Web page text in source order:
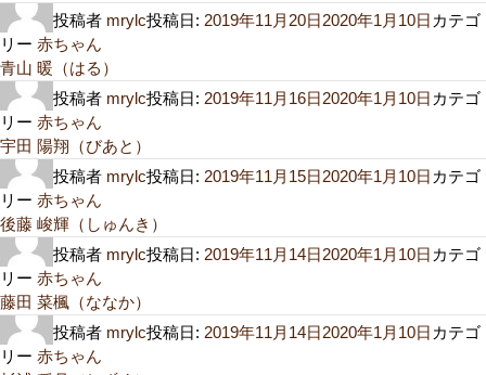
投稿者 mrylc投稿日: 2019年11月20日2020年1月10日 カテゴ
リー 赤ちゃん
青山 暖（はる）
投稿者 mrylc投稿日: 2019年11月16日2020年1月10日 カテゴ
リー 赤ちゃん
宇田 陽翔（びあと）
投稿者 mrylc投稿日: 2019年11月15日2020年1月10日 カテゴ
リー 赤ちゃん
後藤 峻輝（しゅんき）
投稿者 mrylc投稿日: 2019年11月14日2020年1月10日 カテゴ
リー 赤ちゃん
藤田 菜楓（ななか）
投稿者 mrylc投稿日: 2019年11月14日2020年1月10日 カテゴ
リー 赤ちゃん